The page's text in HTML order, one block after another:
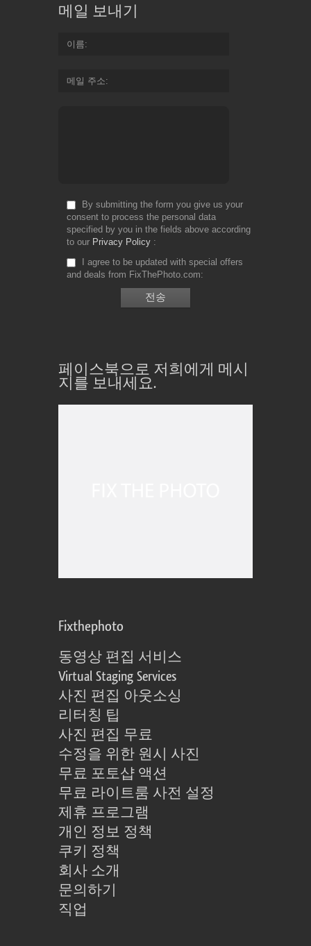
메일 보내기
이름
메일 주소
By submitting the form you give us your
consent to process the personal data
specified by you in the fields above according
to our Privacy Policy
I agree to be updated with special offers
and deals from FixThePhoto.com
페이스북으로 저희에게 메시
지를 보내세요.
Fixthephoto
동영상 편집 서비스
Virtual Staging Services
사진 편집 아웃소싱
리터칭 팁
사진 편집 무료
수정을 위한 원시 사진
무료 포토샵 액션
무료 라이트룸 사전 설정
제휴 프로그램
개인 정보 정책
쿠키 정책
회사 소개
문의하기
직업